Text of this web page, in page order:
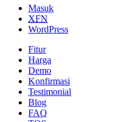
Masuk
XFN
WordPress
Fitur
Harga
Demo
Konfirmasi
Testimonial
Blog
FAQ